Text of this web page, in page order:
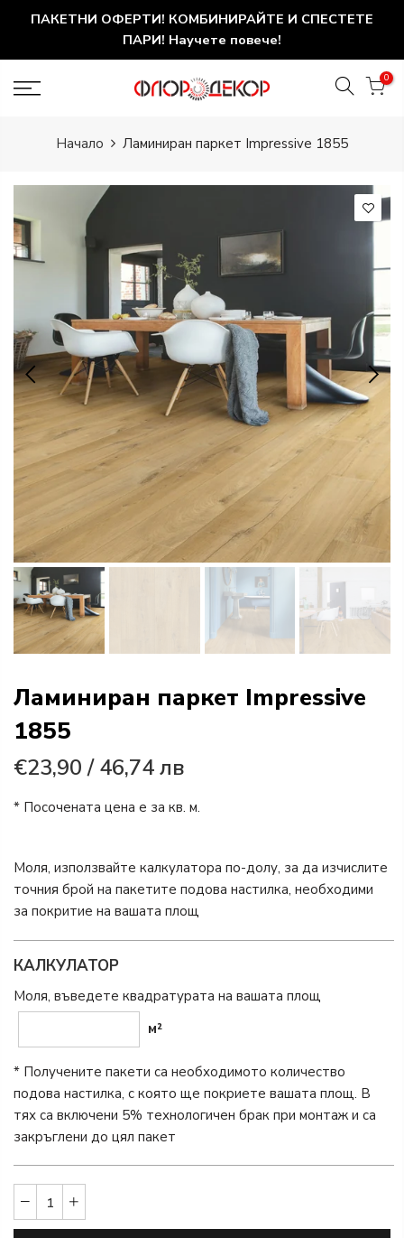
ПАКЕТНИ ОФЕРТИ! КОМБИНИРАЙТЕ И СПЕСТЕТЕ
ПАРИ! Научете повече!
0
Начало Ламиниран паркет Impressive 1855
Ламиниран паркет Impressive
1855
€23,90/ 46,74 лв
* Посочената цена е за кв. м.
Моля, използвайте калкулатора по-долу, за да изчислите
точния брой на пакетите подова настилка, необходими
за покритие на вашата площ
КАЛКУЛАТОР
Моля, въведете квадратурата на вашата площ
м²
* Получените пакети са необходимото количество
подова настилка, с която ще покриете вашата площ. В
тях са включени 5% технологичен брак при монтаж и са
закръглени до цял пакет